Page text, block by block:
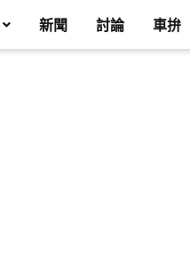
新聞 討論 車拚